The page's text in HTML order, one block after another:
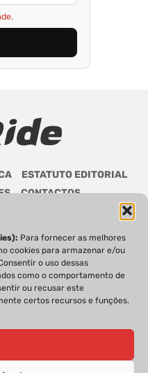
Para fornecer as melhores
cookies para armazenar e/ou
o uso dessas
como o comportamento de
ou recusar este
certos recursos e funções.
ESTATUTO EDITORIAL
CONTACTOS
direitos reservados.